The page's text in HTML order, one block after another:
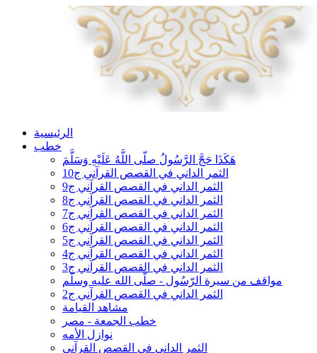
الرئيسية
خطب
هَكَذَا حَجَّ الرَّسُولُ صلّى اللَّهُ عَلَيْهِ وَسَلَّمَ
الثمر الداني في القصص القرآني ج10
الثمر الداني في القصص القرآني ج9
الثمر الداني في القصص القرآني ج8
الثمر الداني في القصص القرآني ج7
الثمر الداني في القصص القرآني ج6
الثمر الداني في القصص القرآني ج5
الثمر الداني في القصص القرآني ج4
الثمر الداني في القصص القرآني ج3
مواقف من سيرة الرّسُول - صلّى الله عليه وسلّم
الثمر الداني في القصص القرآني ج2
مشاهد القيامة
خطب الجمعة - مصر
نوازل الأمه
الثمر الداني في القصص القرآني